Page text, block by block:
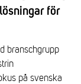
för
branschgrupp
på svenska